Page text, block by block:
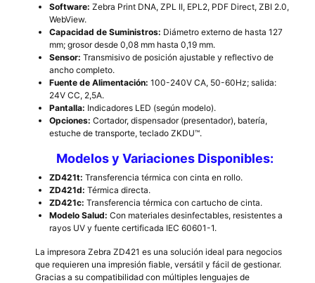
Software: Zebra Print DNA, ZPL II, EPL2, PDF Direct, ZBI 2.0,
WebView.
Capacidad de Suministros: Diámetro externo de hasta 127
mm; grosor desde 0,08 mm hasta 0,19 mm.
Sensor: Transmisivo de posición ajustable y reflectivo de
ancho completo.
Fuente de Alimentación: 100-240V CA, 50-60Hz; salida:
24V CC, 2,5A.
Pantalla: Indicadores LED (según modelo).
Opciones: Cortador, dispensador (presentador), batería,
estuche de transporte, teclado ZKDU™.
Modelos y Variaciones Disponibles:
ZD421t: Transferencia térmica con cinta en rollo.
ZD421d: Térmica directa.
ZD421c: Transferencia térmica con cartucho de cinta.
Modelo Salud: Con materiales desinfectables, resistentes a
rayos UV y fuente certificada IEC 60601-1.
La impresora Zebra ZD421 es una solución ideal para negocios
que requieren una impresión fiable, versátil y fácil de gestionar.
Gracias a su compatibilidad con múltiples lenguajes de